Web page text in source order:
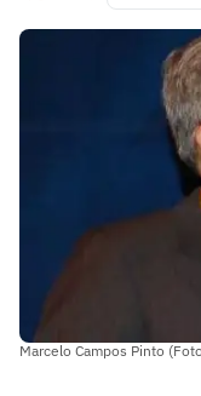
Marcelo Campos Pinto